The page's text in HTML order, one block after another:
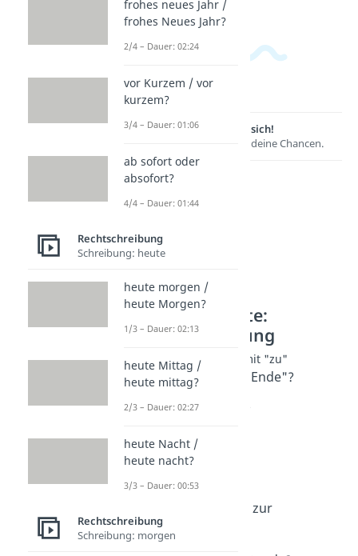
Lernen lohnt sich!
Entdecke hier deine Chancen.
Weitere Inhalte:
Rechtschreibung
Schreibung: Wörter mit "zu"
"zuende" oder "zu Ende"?
zurecht / zu Recht?
zuviel oder zu viel?
Dauer: 02:58
Dauer: 03:18
zu Verfügung oder zur
Verfügung?
Dauer: 01:13
frohes neues Jahr /
frohes Neues Jahr?
2/4 – Dauer: 02:24
vor Kurzem / vor
kurzem?
3/4 – Dauer: 01:06
ab sofort oder
absofort?
4/4 – Dauer: 01:44
Rechtschreibung
Schreibung: heute
heute morgen /
heute Morgen?
1/3 – Dauer: 02:13
heute Mittag /
heute mittag?
2/3 – Dauer: 02:27
heute Nacht /
heute nacht?
3/3 – Dauer: 00:53
Rechtschreibung
Schreibung: morgen